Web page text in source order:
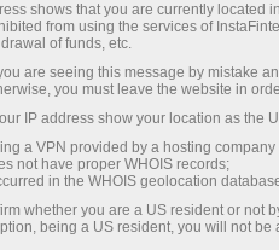
ҳисоб-
Трейдерлар,
ПАММ мониторингида
Инвесторлар, юзлаб
трейдерлар
shows that you are currently located
from using the services of
of funds, etc.
are seeing this message by mistake
you must leave the website in
IP address show your location as the
a VPN provided by a hosting
not have proper WHOIS records;
in the WHOIS geolocation
whether you are a US resident or not
being a US resident, you will not